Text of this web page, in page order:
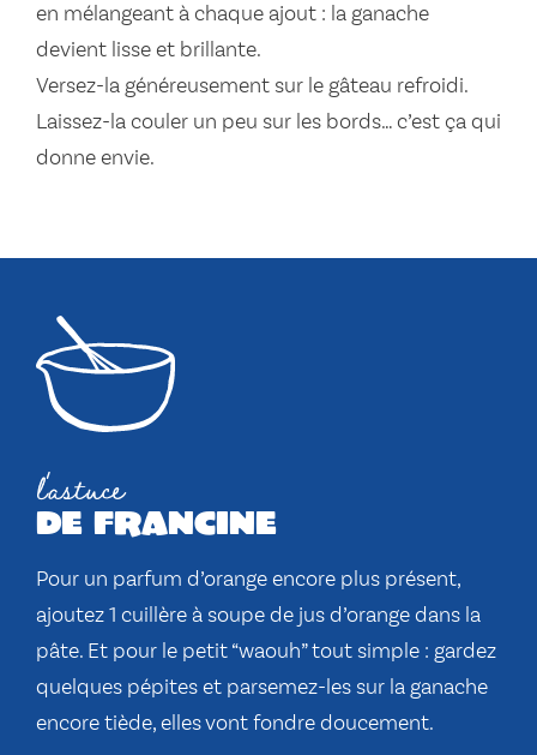
en mélangeant à chaque ajout : la ganache
devient lisse et brillante.
Versez-la généreusement sur le gâteau refroidi.
Laissez-la couler un peu sur les bords… c’est ça qui
donne envie.
l'astuce
de francine
Pour un parfum d’orange encore plus présent,
ajoutez 1 cuillère à soupe de jus d’orange dans la
pâte. Et pour le petit “waouh” tout simple : gardez
quelques pépites et parsemez-les sur la ganache
encore tiède, elles vont fondre doucement.